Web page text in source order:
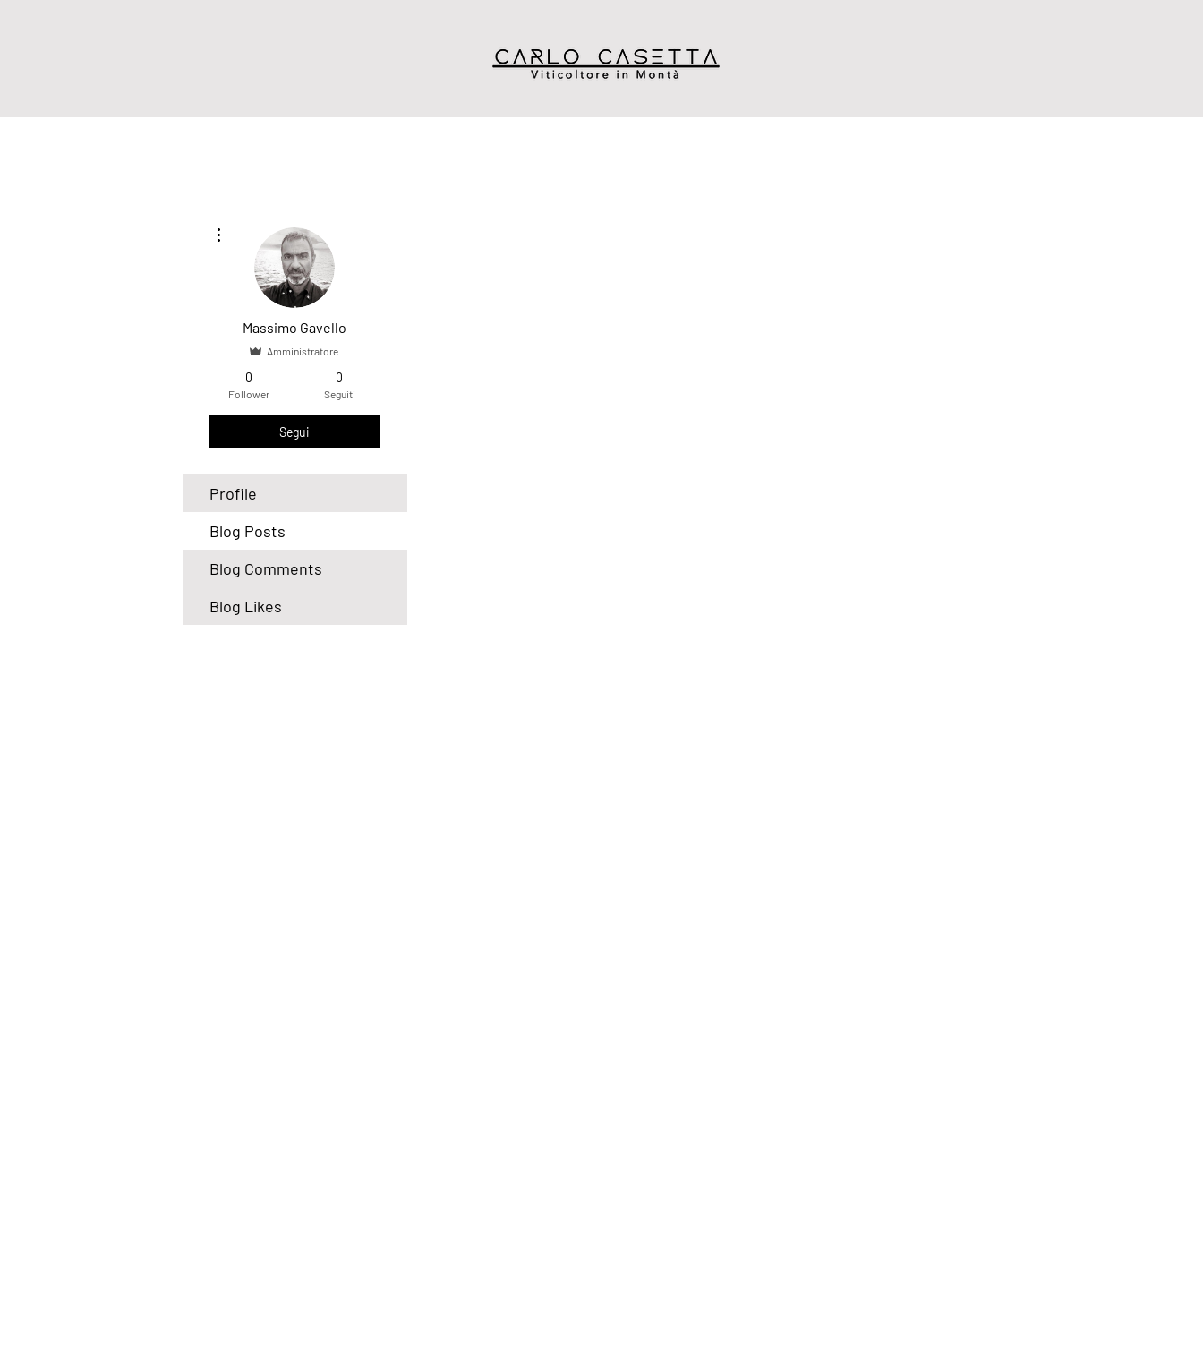
Massimo Gavello
Amministratore
0
Follower
0
Seguiti
Segui
Profile
Blog Posts
Blog Comments
Blog Likes